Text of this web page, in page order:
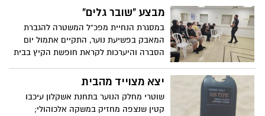
מבצע "שובר גלים"
במסגרת הנחיית מפכ"ל המשטרה להגברת
המאבק בפשיעת נוער, התקיים אתמול יום
הסברה והיערכות לקראת חופשת הקיץ בבית
הנוער והשיטור העירוני בתחנת אשקלון
יצא מצוייד מהבית
שוטרי מחלק הנוער בתחנת אשקלון עיכבו
קטין שנצפה מחזיק במשקה אלכוהולי;